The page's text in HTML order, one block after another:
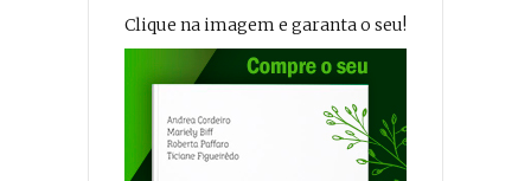
Clique na imagem e garanta o seu!